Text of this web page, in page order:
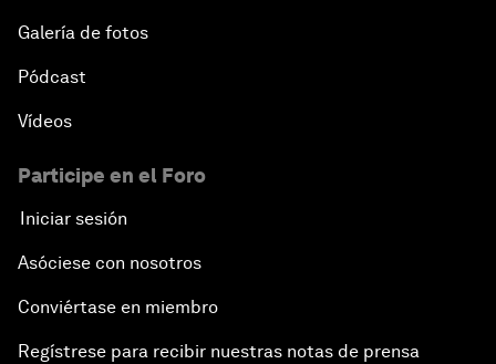
Galería de fotos
Pódcast
Vídeos
Participe en el Foro
Iniciar sesión
Asóciese con nosotros
Conviértase en miembro
Regístrese para recibir nuestras notas de prensa